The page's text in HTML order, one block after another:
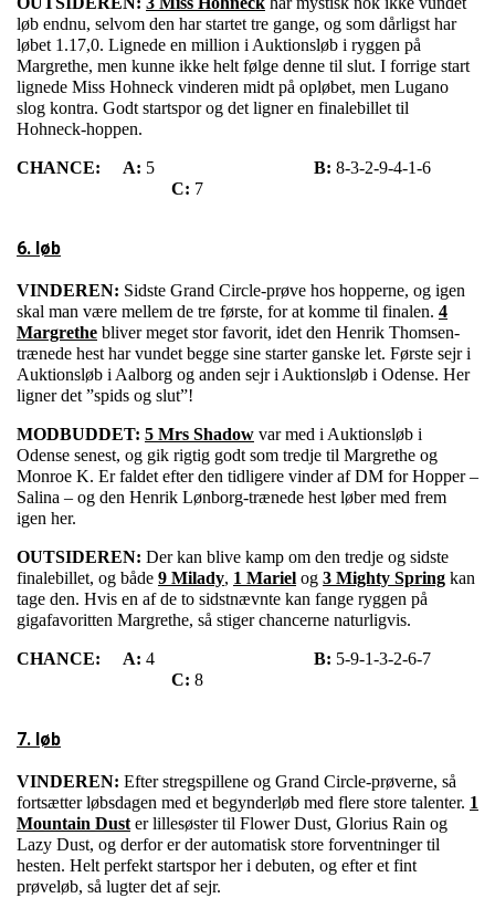
løb endnu, selvom den har startet tre gange, og som dårligst har
løbet 1.17,0. Lignede en million i Auktionsløb i ryggen på
Margrethe, men kunne ikke helt følge denne til slut. I forrige start
lignede Miss Hohneck vinderen midt på opløbet, men Lugano
slog kontra. Godt startspor og det ligner en finalebillet til
Hohneck-hoppen.
CHANCE: A: 5 B: 8-3-2-9-4-1-6
C: 7
6. løb
VINDEREN: Sidste Grand Circle-prøve hos hopperne, og igen
skal man være mellem de tre første, for at komme til finalen. 4
Margrethe bliver meget stor favorit, idet den Henrik Thomsen-
trænede hest har vundet begge sine starter ganske let. Første sejr i
Auktionsløb i Aalborg og anden sejr i Auktionsløb i Odense. Her
ligner det ”spids og slut”!
MODBUDDET: 5 Mrs Shadow var med i Auktionsløb i
Odense senest, og gik rigtig godt som tredje til Margrethe og
Monroe K. Er faldet efter den tidligere vinder af DM for Hopper –
Salina – og den Henrik Lønborg-trænede hest løber med frem
igen her.
OUTSIDEREN: Der kan blive kamp om den tredje og sidste
finalebillet, og både 9 Milady, 1 Mariel og 3 Mighty Spring kan
tage den. Hvis en af de to sidstnævnte kan fange ryggen på
gigafavoritten Margrethe, så stiger chancerne naturligvis.
CHANCE: A: 4 B: 5-9-1-3-2-6-7
C: 8
7. løb
VINDEREN: Efter stregspillene og Grand Circle-prøverne, så
fortsætter løbsdagen med et begynderløb med flere store talenter. 1
Mountain Duster lillesøster til Flower Dust, Glorius Rain og
Lazy Dust, og derfor er der automatisk store forventninger til
hesten. Helt perfekt startspor her i debuten, og efter et fint
prøveløb, så lugter det af sejr.